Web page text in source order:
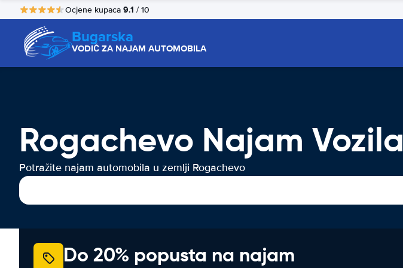
Ocjene kupaca 9.1 / 10
Bugarska
VODIČ ZA NAJAM AUTOMOBILA
Rogachevo Najam Vozila
Potražite najam automobila u zemlji Rogachevo
Do 20% popusta na najam